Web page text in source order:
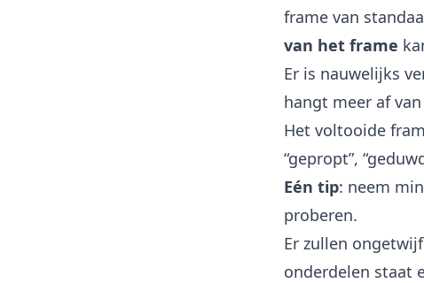
frame van
van het frame
Er is nauwelijks
hangt meer af
Het voltooide
“gepropt”,
Eén tip: neem
proberen.
Er zullen
onderdelen staat